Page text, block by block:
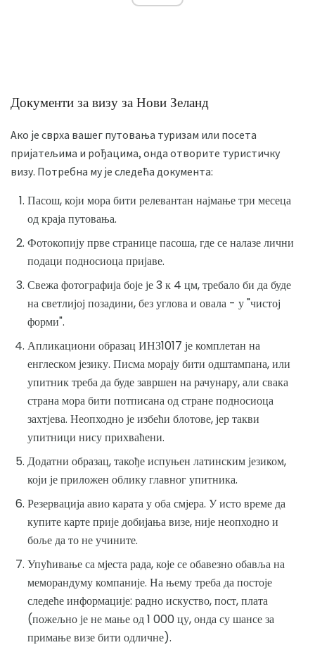
Документи за визу за Нови Зеланд
Ако је сврха вашег путовања туризам или посета
пријатељима и рођацима, онда отворите туристичку
визу. Потребна му је следећа документа:
Пасош, који мора бити релевантан најмање три месеца
од краја путовања.
Фотокопију прве странице пасоша, где се налазе лични
подаци подносиоца пријаве.
Свежа фотографија боје је 3 к 4 цм, требало би да буде
на светлијој позадини, без углова и овала - у "чистој
форми".
Апликациони образац ИНЗ1017 је комплетан на
енглеском језику. Писма морају бити одштампана, или
упитник треба да буде завршен на рачунару, али свака
страна мора бити потписана од стране подносиоца
захтјева. Неопходно је избећи блотове, јер такви
упитници нису прихваћени.
Додатни образац, такође испуњен латинским језиком,
који је приложен облику главног упитника.
Резервација авио карата у оба смјера. У исто време да
купите карте прије добијања визе, није неопходно и
боље да то не учините.
Упућивање са мјеста рада, које се обавезно обавља на
меморандуму компаније. На њему треба да постоје
следеће информације: радно искуство, пост, плата
(пожељно је не мање од 1 000 цу, онда су шансе за
примање визе бити одличне).